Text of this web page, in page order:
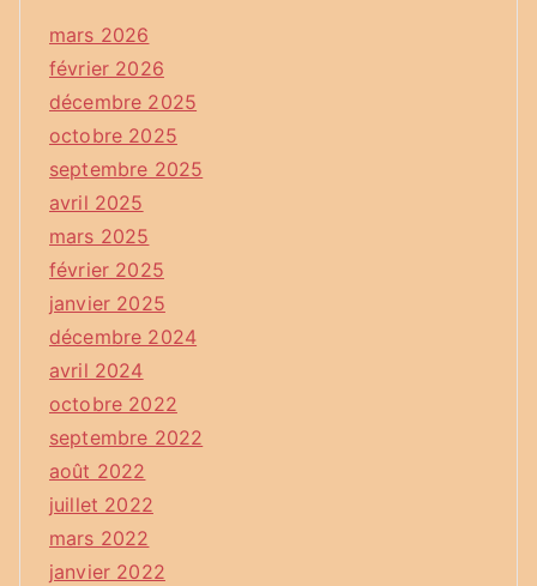
mars 2026
février 2026
décembre 2025
octobre 2025
septembre 2025
avril 2025
mars 2025
février 2025
janvier 2025
décembre 2024
avril 2024
octobre 2022
septembre 2022
août 2022
juillet 2022
mars 2022
janvier 2022